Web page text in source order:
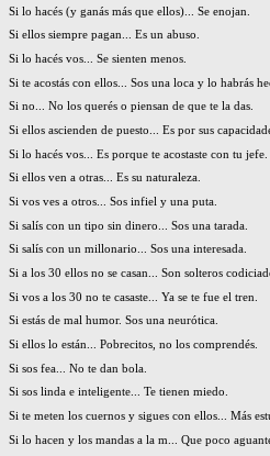
Si lo hacés (y ganás más que ellos)... Se enojan.
Si ellos siempre pagan... Es un abuso.
Si lo hacés vos... Se sienten menos.
Si te acostás con ellos... Sos una loca y lo habrás
Si no... No los querés o piensan de que te la das.
Si ellos ascienden de puesto... Es por sus
Si lo hacés vos... Es porque te acostaste con tu jefe.
Si ellos ven a otras... Es su naturaleza.
Si vos ves a otros... Sos infiel y una puta.
Si salís con un tipo sin dinero... Sos una tarada.
Si salís con un millonario... Sos una interesada.
Si a los 30 ellos no se casan... Son solteros
Si vos a los 30 no te casaste... Ya se te fue el tren.
Si estás de mal humor. Sos una neurótica.
Si ellos lo están... Pobrecitos, no los comprendés.
Si sos fea... No te dan bola.
Si sos linda e inteligente... Te tienen miedo.
Si te meten los cuernos y sigues con ellos... Más
Si lo hacen y los mandas a la m... Que poco